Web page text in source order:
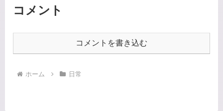
コメント
コメントを書き込む
ホーム 日常